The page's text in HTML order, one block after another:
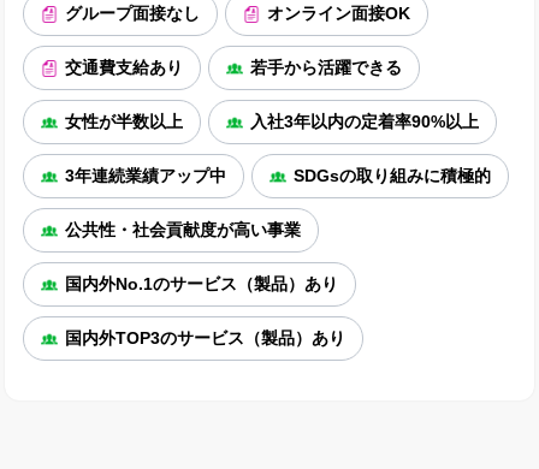
グループ面接なし オンライン面接OK
交通費支給あり 若手から活躍できる
女性が半数以上 入社3年以内の定着率90%以上
3年連続業績アップ中 SDGsの取り組みに積極的
公共性・社会貢献度が高い事業
国内外No.1のサービス（製品）あり
国内外TOP3のサービス（製品）あり